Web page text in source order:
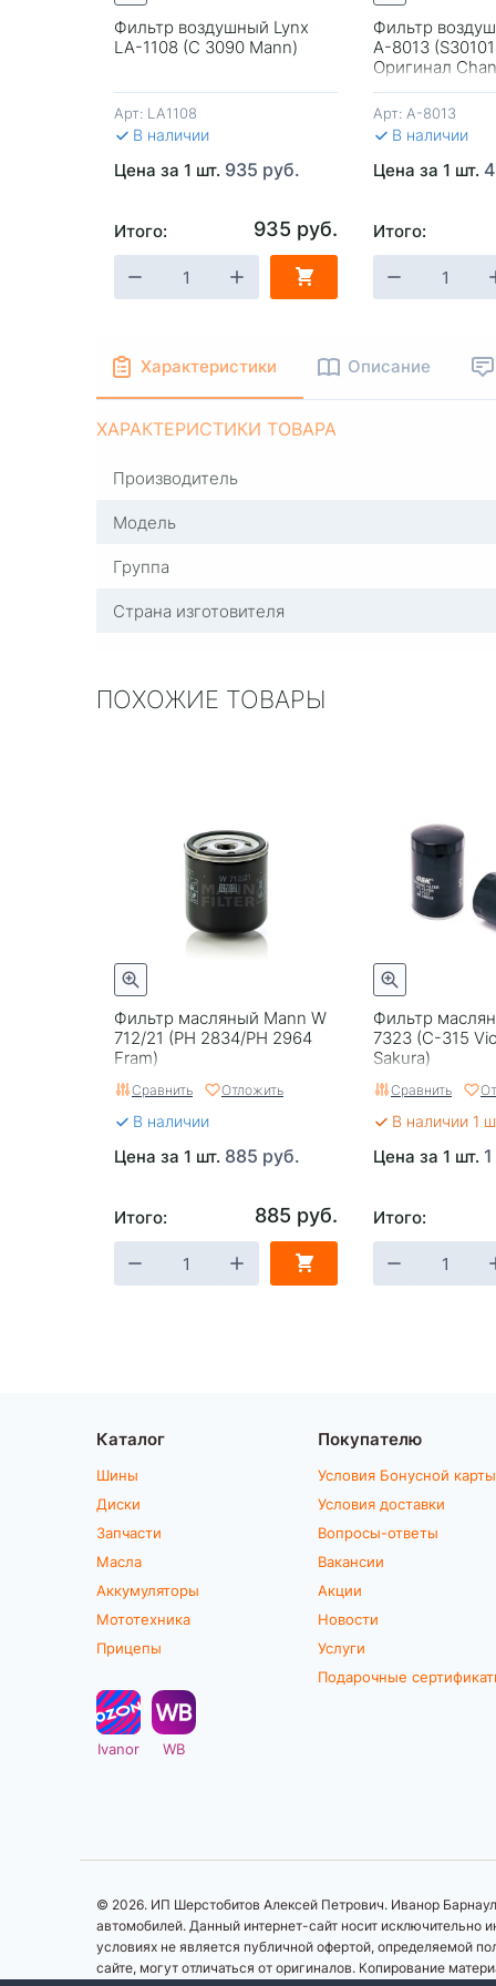
Фильтр воздушный Lynx
LA-1108 (C 3090 Mann)
Арт: LA1108
В наличии
Цена за 1 шт. 935 руб.
Итого: 935 руб.
Фильтр
A-8013
Оригинал
Арт: A-8013
В наличии
Цена за 1 шт.
Итого:
+ В КОРЗИНУ - + В
Характеристики Описание
ХАРАКТЕРИСТИКИ ТОВАРА
Производитель
Модель
Группа
Страна изготовителя
ПОХОЖИЕ ТОВАРЫ
Фильтр масляный Mann W
712/21 (PH 2834/PH 2964
Fram)
Сравнить Отложить
В наличии
Цена за 1 шт. 885 руб.
Итого: 885 руб.
Фильтр
7323 (C-315
Sakura)
Сравнить
В наличии 1
Цена за 1 шт.
Итого:
Каталог
Шины
Диски
Запчасти
Масла
Аккумуляторы
Мототехника
Прицепы
Ivanor WB
Покупателю
Условия Бонусной карты
Условия доставки
Вопросы-ответы
Вакансии
Акции
Новости
Услуги
Подарочные
© 2026. ИП Шерстобитов Алексей Петрович. Иванор
автомобилей. Данный интернет-сайт носит исключительно
условиях не является публичной офертой, определяемой
сайте, могут отличаться от оригиналов. Копирование